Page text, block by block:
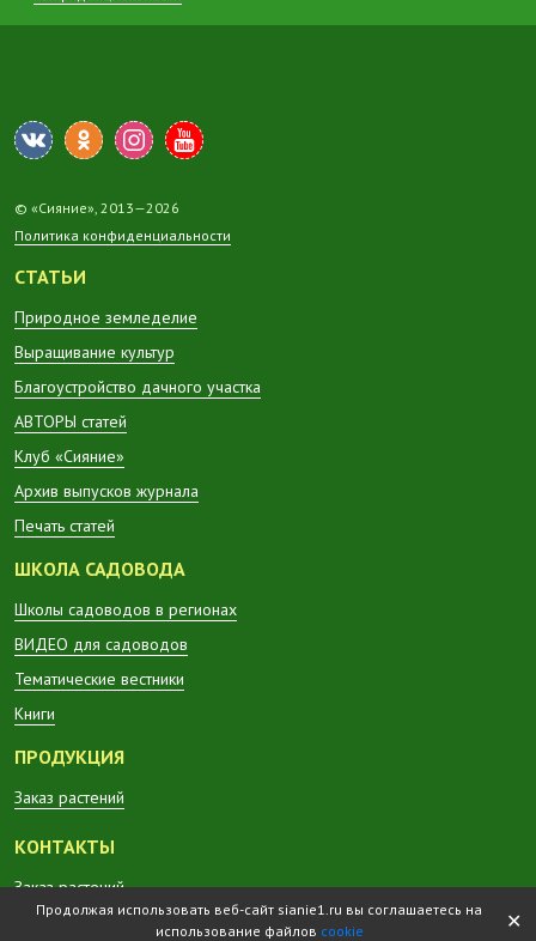
© «Сияние», 2013—2026
Политика конфиденциальности
СТАТЬИ
Природное земледелие
Выращивание культур
Благоустройство дачного участка
АВТОРЫ статей
Клуб «Сияние»
Архив выпусков журнала
Печать статей
ШКОЛА САДОВОДА
Школы садоводов в регионах
ВИДЕО для садоводов
Тематические вестники
Книги
ПРОДУКЦИЯ
Заказ растений
КОНТАКТЫ
Заказ растений
✕
Продолжая использовать веб-сайт sianie1.ru вы соглашаетесь на
использование файлов cookie